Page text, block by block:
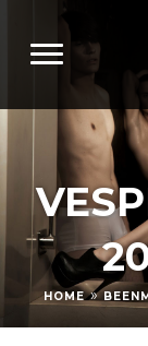
HOME »